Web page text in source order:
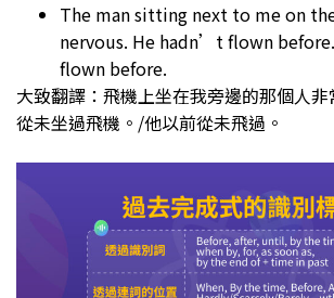
The man sitting next to me on
nervous. He hadn’t flown
flown before.
大致翻譯：飛機上坐在我旁邊的那個人
從未坐過飛機。/他以前從未飛過。